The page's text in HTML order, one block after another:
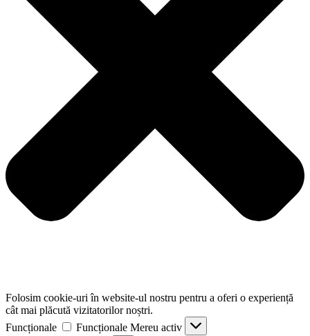
Folosim cookie-uri în website-ul nostru pentru a oferi o experiență
cât mai plăcută vizitatorilor noștri.
Funcționale
Funcționale Mereu activ